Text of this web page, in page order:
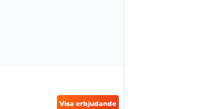
Visa erbjudande